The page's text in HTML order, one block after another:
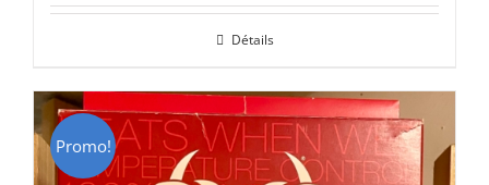
CHF 85.00.CHF 59.00.
Détails
Promo!